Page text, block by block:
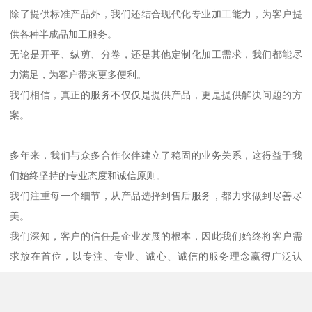
除了提供标准产品外，我们还结合现代化专业加工能力，为客户提
供各种半成品加工服务。
无论是开平、纵剪、分卷，还是其他定制化加工需求，我们都能尽
力满足，为客户带来更多便利。
我们相信，真正的服务不仅仅是提供产品，更是提供解决问题的方
案。
多年来，我们与众多合作伙伴建立了稳固的业务关系，这得益于我
们始终坚持的专业态度和诚信原则。
我们注重每一个细节，从产品选择到售后服务，都力求做到尽善尽
美。
我们深知，客户的信任是企业发展的根本，因此我们始终将客户需
求放在首位，以专注、专业、诚心、诚信的服务理念赢得广泛认